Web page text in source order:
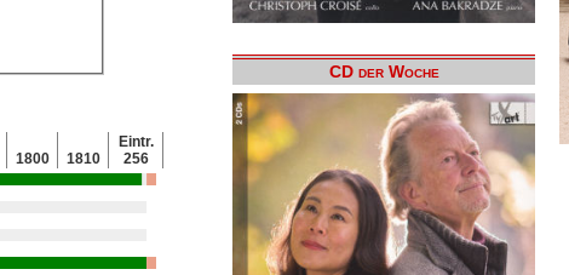
1800 1810
Eintr.
256
CD der Woche